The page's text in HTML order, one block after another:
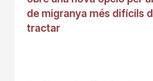
de migranya més difícils
tractar